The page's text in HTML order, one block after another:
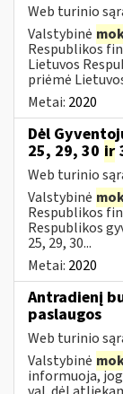
Web turinio
Valstybinė
Respublikos
Lietuvos
priėmė
Metai: 2020
Dėl
25, 29, 30 ir
Web turinio
Valstybinė
Respublikos
Respublikos
25, 29, 30...
Metai: 2020
Antradienį
paslaugos
Web turinio
Valstybinė
informuoja, jog